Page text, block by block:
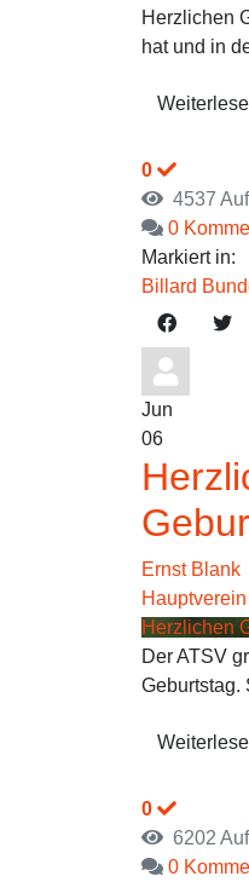
Herzlichen
hat und in
0
4537
0
Markiert in:
Billard
Jun
06
Ernst Blank
Herzlichen
Der ATSV
Geburtstag.
0
6202
0